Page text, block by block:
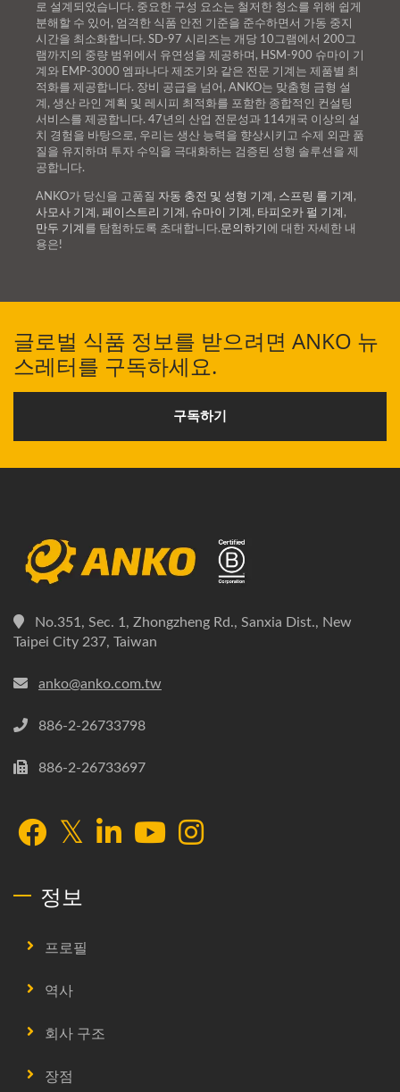
로 설계되었습니다. 중요한 구성 요소는 철저한 청소를 위해 쉽게
분해할 수 있어, 엄격한 식품 안전 기준을 준수하면서 가동 중지
시간을 최소화합니다. SD-97 시리즈는 개당 10그램에서 200그
램까지의 중량 범위에서 유연성을 제공하며, HSM-900 슈마이 기
계와 EMP-3000 엠파나다 제조기와 같은 전문 기계는 제품별 최
적화를 제공합니다. 장비 공급을 넘어, ANKO는 맞춤형 금형 설
계, 생산 라인 계획 및 레시피 최적화를 포함한 종합적인 컨설팅
서비스를 제공합니다. 47년의 산업 전문성과 114개국 이상의 설
치 경험을 바탕으로, 우리는 생산 능력을 향상시키고 수제 외관 품
질을 유지하며 투자 수익을 극대화하는 검증된 성형 솔루션을 제
공합니다.
ANKO가 당신을 고품질 자동 충전 및 성형 기계 , 스프링 롤 기계 ,
사모사 기계 , 페이스트리 기계 , 슈마이 기계 , 타피오카 펄 기계 ,
만두 기계 를 탐험하도록 초대합니다.문의하기 에 대한 자세한 내
용은!
글로벌 식품 정보를 받으려면 ANKO 뉴
스레터를 구독하세요.
구독하기
No.351, Sec. 1, Zhongzheng Rd., Sanxia Dist., New
Taipei City 237, Taiwan
anko@anko.com.tw
886-2-26733798
886-2-26733697
정보
프로필
역사
회사 구조
장점